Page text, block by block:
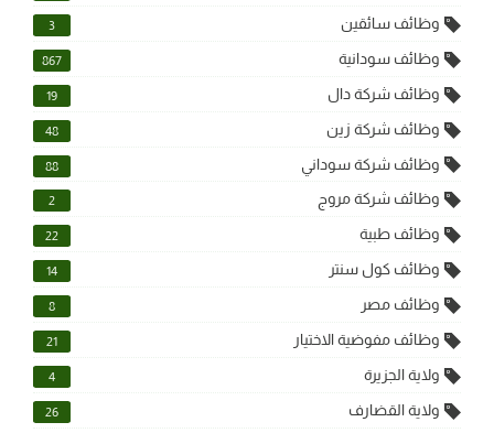
وظائف سائقين 3
وظائف سودانية 867
وظائف شركة دال 19
وظائف شركة زين 48
وظائف شركة سوداني 88
وظائف شركة مروج 2
وظائف طبية 22
وظائف كول سنتر 14
وظائف مصر 8
وظائف مفوضية الاختيار 21
ولاية الجزيرة 4
ولاية القضارف 26